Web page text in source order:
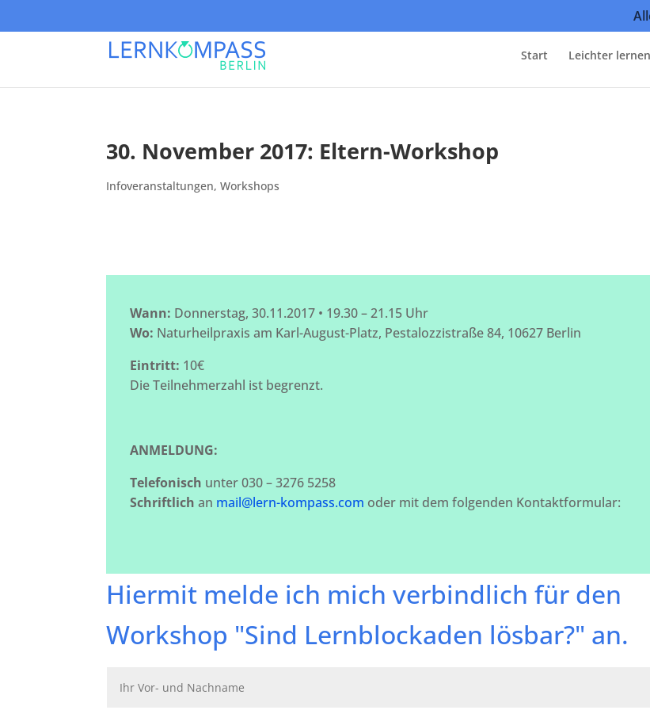
Start Leichter lernen
30. November 2017: Eltern-Workshop
Infoveranstaltungen,Workshops
Wann: Donnerstag, 30.11.2017 • 19.30 – 21.15 Uhr
Wo: Naturheilpraxis am Karl-August-Platz, Pestalozzistraße 84, 10627 Berlin
Eintritt: 10€
Die Teilnehmerzahl ist begrenzt.
ANMELDUNG:
Telefonisch unter 030 – 3276 5258
Schriftlichan mail@lern-kompass.com oder mit dem folgenden Kontaktformular:
Hiermit melde ich mich verbindlich für den
Workshop "Sind Lernblockaden lösbar?" an.